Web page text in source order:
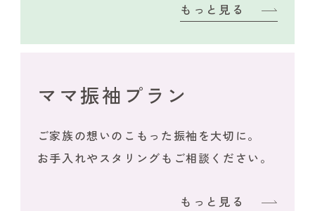
もっと見る
ママ振袖プラン
ご家族の想いのこもった振袖を大切に。
お手入れやスタリングもご相談ください。
もっと見る